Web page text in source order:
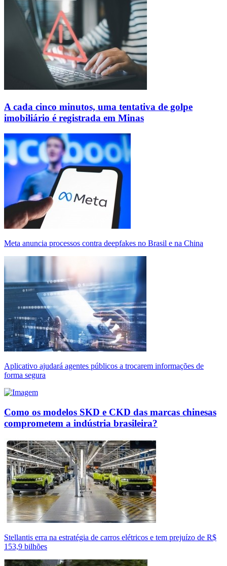
A cada cinco minutos, uma tentativa de golpe
imobiliário é registrada em Minas
Meta anuncia processos contra deepfakes no Brasil e na China
Aplicativo ajudará agentes públicos a trocarem informações de
forma segura
Como os modelos SKD e CKD das marcas chinesas
comprometem a indústria brasileira?
Stellantis erra na estratégia de carros elétricos e tem prejuízo de R$
153,9 bilhões